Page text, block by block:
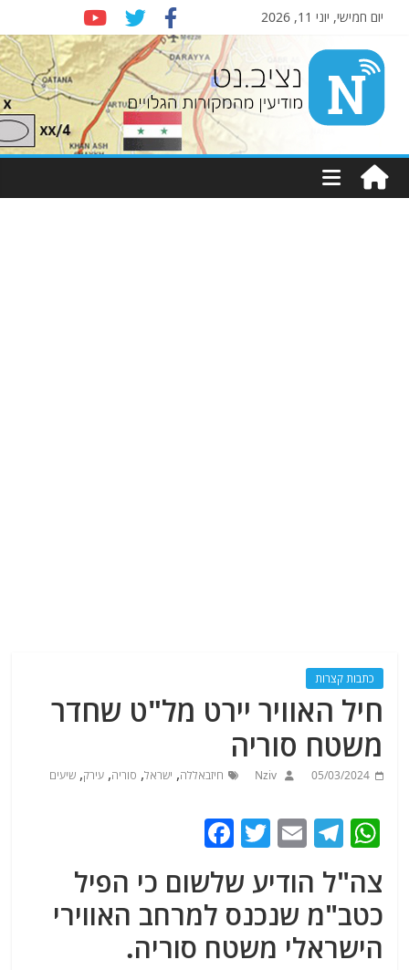
יום חמישי, יוני 11, 2026
Nziv.net
מודיעין
מהמקורות
כתבות קצרות
חיל האוויר יירט מל"ט שחדר
משטח סוריה
05/03/2024
Nziv חיזבאללה, ישראל, סוריה,עירק,שיעים
W
h
at
s
A
T
e
g
ra
E
ai
l
T
itt
er
c
e
b
צה"ל הודיע ​​שלשום כי הפיל
כטב"מ שנכנס למרחב האווירי
הישראלי משטח סוריה.